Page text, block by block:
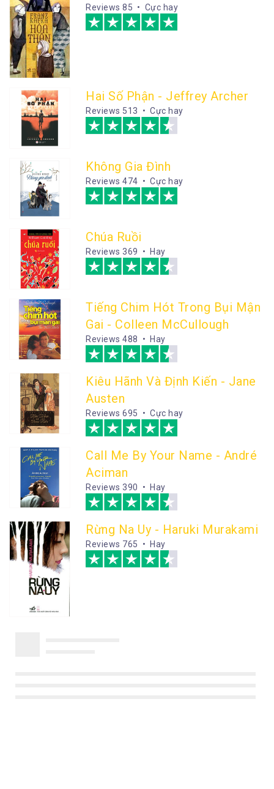
Reviews 85 • Cực hay
Hai Số Phận - Jeffrey Archer
Reviews 513 • Cực hay
Không Gia Đình
Reviews 474 • Cực hay
Chúa Ruồi
Reviews 369 • Hay
Tiếng Chim Hót Trong Bụi Mận
Gai - Colleen McCullough
Reviews 488 • Hay
Kiêu Hãnh Và Định Kiến - Jane
Austen
Reviews 695 • Cực hay
Call Me By Your Name - André
Aciman
Reviews 390 • Hay
Rừng Na Uy - Haruki Murakami
Reviews 765 • Hay